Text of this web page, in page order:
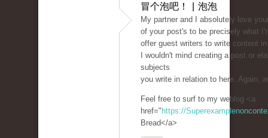
冒个泡吧！ | 泡泡
My partner and I absolutely love
of your post's to be precisely what
offer guest writers to write content
I wouldn't mind creating a post or
subjects
you write in relation to here. Again,
Feel free to surf to my weblog <a
href=" https://
Bread</a>